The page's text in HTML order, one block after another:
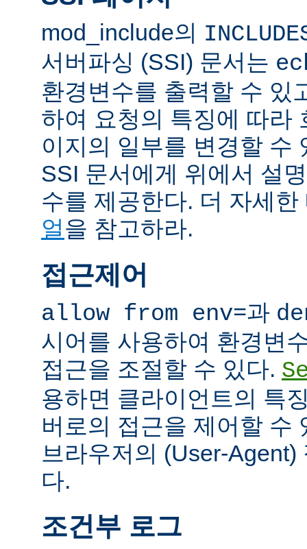
mod_include의
서버파싱 (SSI) 문서는
환경변수를 출력할 수 있
하여 요청의 특징에 따라
이지의 일부를 변경할 수
SSI 문서에게 위에서 설
수를 제공한다. 더 자세
얼을 참고하라.
접근제어
allow from env=과
시어를 사용하여 환경변
접근을 조절할 수 있다.
용하면 클라이언트의 특
버로의 접근을 제어할 수
브라우저의 (User-
다.
조건부 로그